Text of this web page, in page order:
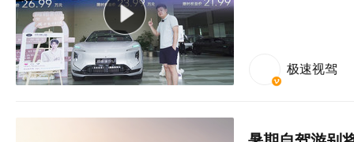
极速视驾